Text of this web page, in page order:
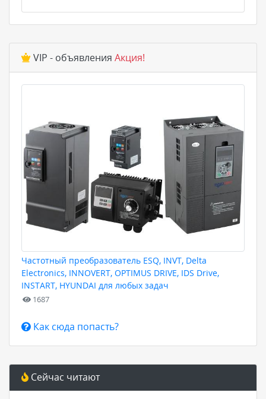
VIP - объявления Акция!
Частотный преобразователь ESQ, INVT, Delta
Electronics, INNOVERT, OPTIMUS DRIVE, IDS Drive,
INSTART, HYUNDAI для любых задач
1687
Как сюда попасть?
Сейчас читают